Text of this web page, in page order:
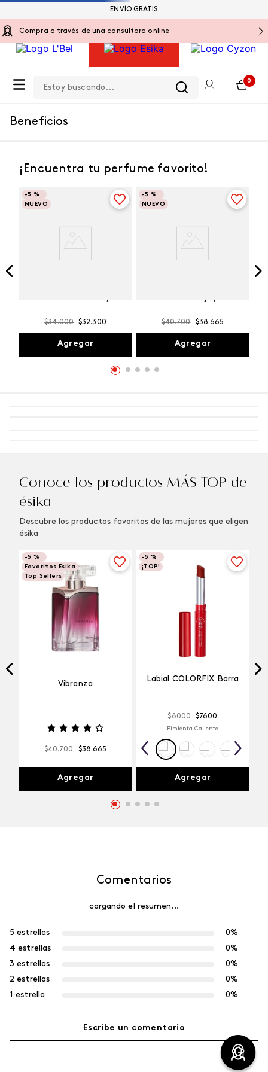
Compra a través de una consultora online
0
ENVÍO GRATIS
Beneficios
¡Encuentra tu perfume favorito!
-5 %
NUEVO
Perfume de Hombre, 100
$34.000 $32.300
Agregar
-5 %
NUEVO
Perfume de Mujer, 45 ml
$40.700 $38.665
Agregar
Conoce los productos MÁS TOP de
ésika
Descubre los productos favoritos de las mujeres que eligen
ésika
-5 %
Favoritos Esika
Top Sellers
Vibranza
$40.700 $38.665
Agregar
-5 %
¡TOP!
Labial COLORFIX Barra
$8000 $7600
Pimienta Caliente
Agregar
Comentarios
cargando el resumen…
5 estrellas
0%
4 estrellas
0%
3 estrellas
0%
2 estrellas
0%
1 estrella
0%
Escribe un comentario